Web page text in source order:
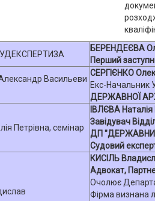
БЕРЕНДЕЄВА
Перший
СЕРГІЄНКО
Екс-Начальник
ДЕРЖАВНОЇ
ІВЛЄВА Наталія
Завідувач
ДП
Судовий
КИСІЛЬ
Адвокат,
Очолює
Фірма визнана